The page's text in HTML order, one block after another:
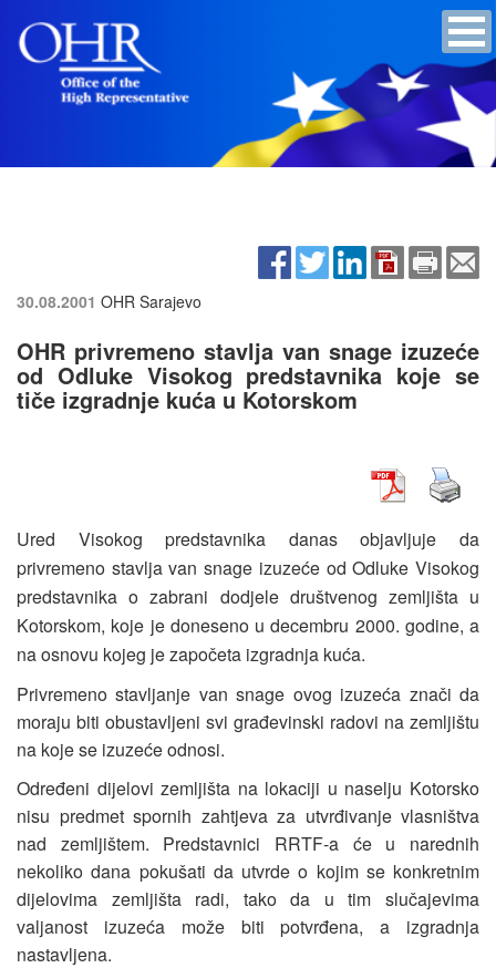
30.08.2001 OHR Sarajevo
OHR privremeno stavlja van snage izuzeće
od Odluke Visokog predstavnika koje se
tiče izgradnje kuća u Kotorskom
Ured Visokog predstavnika danas objavljuje da
privremeno stavlja van snage izuzeće od Odluke Visokog
predstavnika o zabrani dodjele društvenog zemljišta u
Kotorskom, koje je doneseno u decembru 2000. godine, a
na osnovu kojeg je započeta izgradnja kuća.
Privremeno stavljanje van snage ovog izuzeća znači da
moraju biti obustavljeni svi građevinski radovi na zemljištu
na koje se izuzeće odnosi.
Određeni dijelovi zemljišta na lokaciji u naselju Kotorsko
nisu predmet spornih zahtjeva za utvrđivanje vlasništva
nad zemljištem. Predstavnici RRTF-a će u narednih
nekoliko dana pokušati da utvrde o kojim se konkretnim
dijelovima zemljišta radi, tako da u tim slučajevima
valjanost izuzeća može biti potvrđena, a izgradnja
nastavljena.